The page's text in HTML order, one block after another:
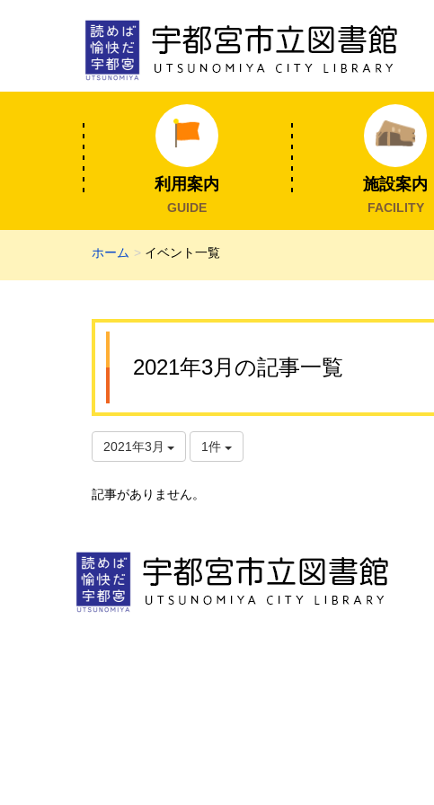
利用案内
GUIDE
施設案内
FACILITY
ホーム イベント一覧
2021年3月の記事一覧
2021年3月 1件
記事がありません。